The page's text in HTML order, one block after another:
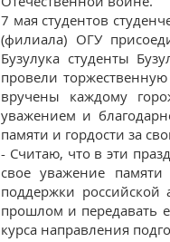
7 мая студентов
(филиала) ОГУ
Бузулука студенты
провели
вручены каждому
уважением и
памяти и гордости за
- Считаю, что в эти
свое уважение
поддержки
прошлом и передавать
курса направления